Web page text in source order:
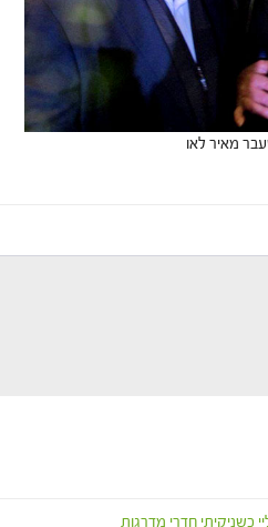
מאיר לאו
כשניקיתי חדרי מדרגות